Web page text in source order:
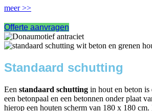
meer >>
Offerte aanvragen
Standaard schutting
Een standaard schutting in hout en beton is
een betonpaal en een betonnen onder plaat
hierop een houten scherm van 180 x 180